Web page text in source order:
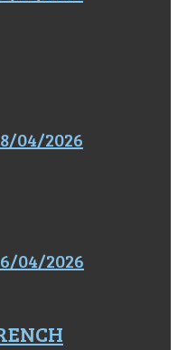
04/2026
04/2026